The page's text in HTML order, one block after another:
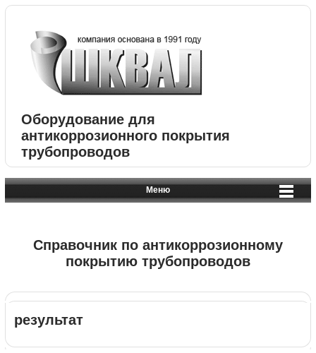
Оборудование для
антикоррозионного покрытия
трубопроводов
Меню
Справочник по антикоррозионному
покрытию трубопроводов
результат